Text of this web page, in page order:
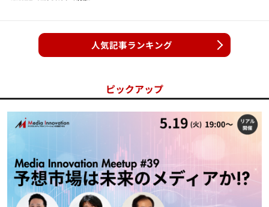
人気記事ランキング
ピックアップ